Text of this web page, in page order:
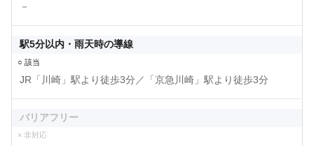
－
駅5分以内・雨天時の導線
○ 該当
JR「川崎」駅より徒歩3分／「京急川崎」駅より徒歩3分
バリアフリー
× 非対応